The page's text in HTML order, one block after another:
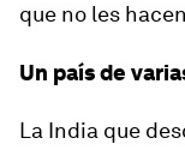
que no les
Un país de
La India que